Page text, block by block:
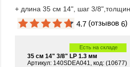
+ длина 35 см 14", шаг 3/
4.7 (отзывов 6)
Есть на складе
35 см 14" 3/8" LP 1.3 мм
Артикул: 140SDEA041, код: (10677)